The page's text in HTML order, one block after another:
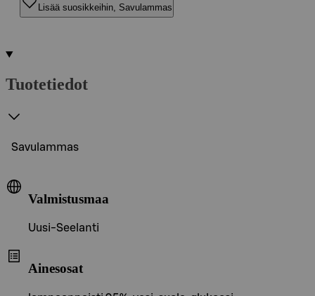
Lisää suosikkeihin, Savulammas
Tuotetiedot
Savulammas
Valmistusmaa
Uusi-Seelanti
Ainesosat